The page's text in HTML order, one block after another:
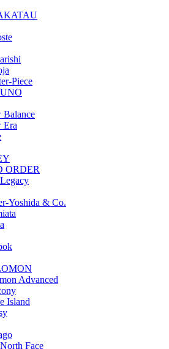
Piece
Balance
Era
ORDER
Yoshida & Co.
Advanced
Island
Face